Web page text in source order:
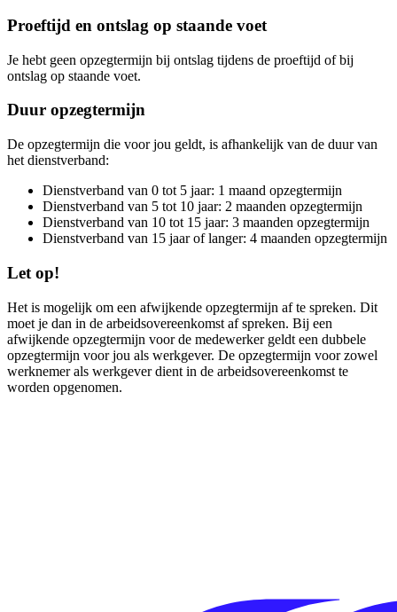
Proeftijd en ontslag op staande voet
Je hebt geen opzegtermijn bij ontslag tijdens de proeftijd of bij
ontslag op staande voet.
Duur opzegtermijn
De opzegtermijn die voor jou geldt, is afhankelijk van de duur van
het dienstverband:
Dienstverband van 0 tot 5 jaar: 1 maand opzegtermijn
Dienstverband van 5 tot 10 jaar: 2 maanden opzegtermijn
Dienstverband van 10 tot 15 jaar: 3 maanden opzegtermijn
Dienstverband van 15 jaar of langer: 4 maanden opzegtermijn
Let op!
Het is mogelijk om een afwijkende opzegtermijn af te spreken. Dit
moet je dan in de arbeidsovereenkomst af spreken. Bij een
afwijkende opzegtermijn voor de medewerker geldt een dubbele
opzegtermijn voor jou als werkgever. De opzegtermijn voor zowel
werknemer als werkgever dient in de arbeidsovereenkomst te
worden opgenomen.